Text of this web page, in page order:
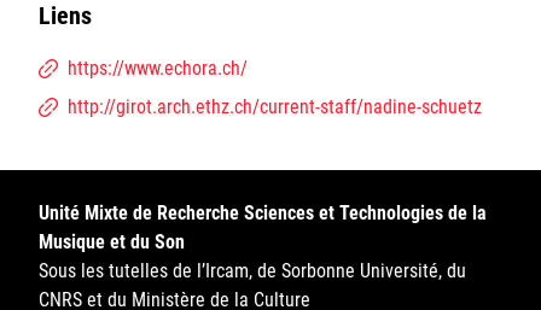
Liens
https://www.echora.ch/
http://girot.arch.ethz.ch/current-staff/nadine-schuetz
Unité Mixte de Recherche Sciences et Technologies de la
Musique et du Son
Sous les tutelles de l’Ircam, de Sorbonne Université, du
CNRS et du Ministère de la Culture